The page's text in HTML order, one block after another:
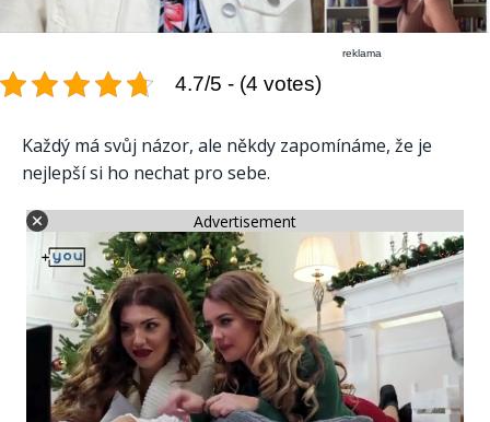
reklama
4.7/5 - (4 votes)
Každý má svůj názor, ale někdy zapomínáme, že je
nejlepší si ho nechat pro sebe.
Advertisement